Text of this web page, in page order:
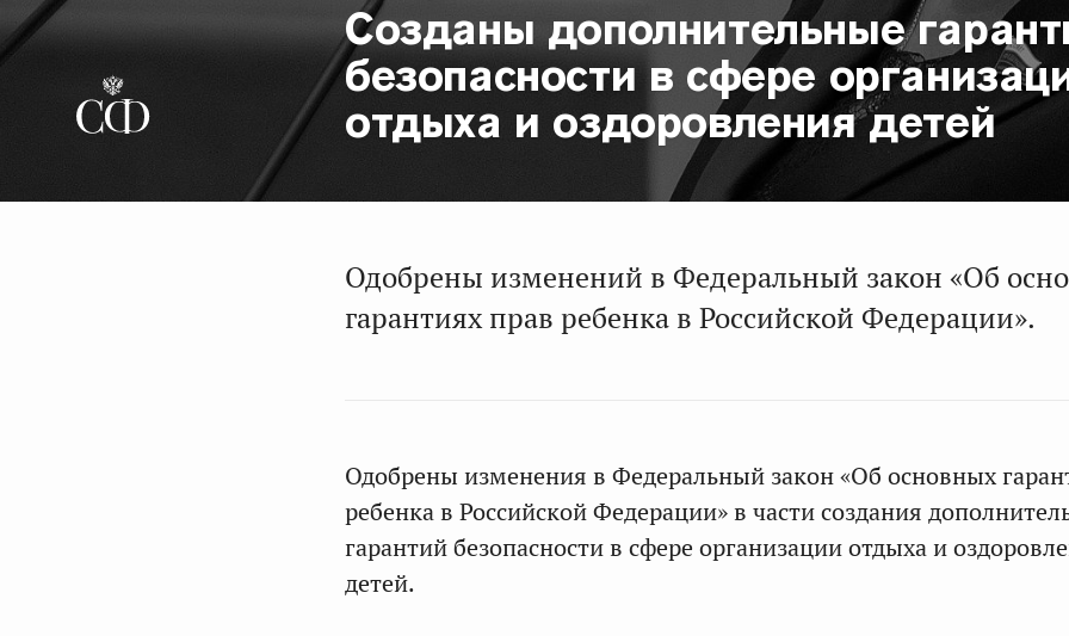
Созданы дополнительные
безопасности в сфере
отдыха и оздоровления детей
Одобрены изменений в Федеральный закон «Об
гарантиях прав ребенка в Российской Федерации».
Одобрены изменения в Федеральный закон «Об основных
ребенка в Российской Федерации» в части создания
гарантий безопасности в сфере организации отдыха и
детей.